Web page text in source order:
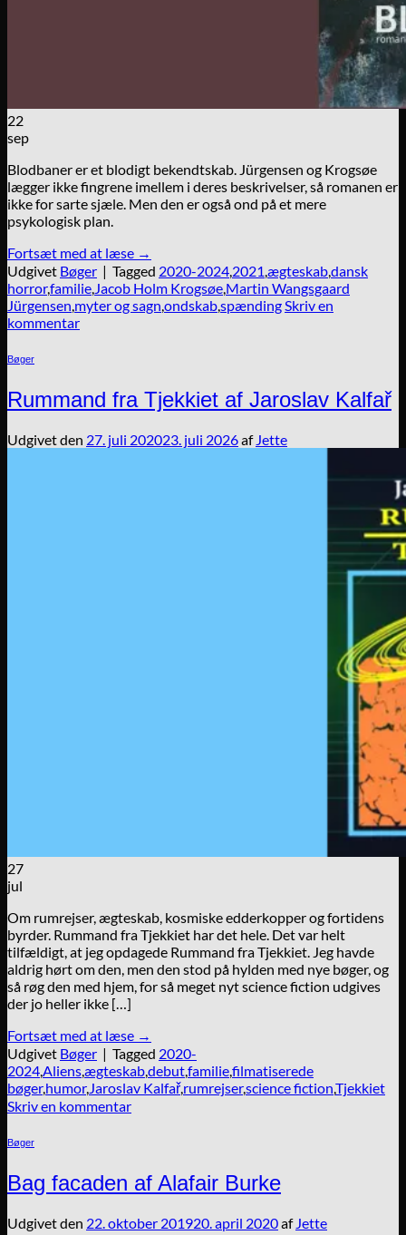
22
sep
Blodbaner er et blodigt bekendtskab. Jürgensen og Krogsøe
lægger ikke fingrene imellem i deres beskrivelser, så romanen er
ikke for sarte sjæle. Men den er også ond på et mere
psykologisk plan.
Fortsæt med at læse →
Udgivet Bøger | Tagged 2020-2024,2021,ægteskab,dansk
horror,familie,Jacob Holm Krogsøe,Martin Wangsgaard
Jürgensen,myter og sagn,ondskab,spændingSkriv en
kommentar
Bøger
Rummand fra Tjekkiet af Jaroslav Kalfař
Udgivet den 27. juli 202023. juli 2026af Jette
27
jul
Om rumrejser, ægteskab, kosmiske edderkopper og fortidens
byrder. Rummand fra Tjekkiet har det hele. Det var helt
tilfældigt, at jeg opdagede Rummand fra Tjekkiet. Jeg havde
aldrig hørt om den, men den stod på hylden med nye bøger, og
så røg den med hjem, for så meget nyt science fiction udgives
der jo heller ikke […]
Fortsæt med at læse →
Udgivet Bøger | Tagged 2020-
2024 Aliensægteskabdebutfamiliefilmatiserede
bøger,humor, Jaroslav Kalfař,rumrejser,science fictionTjekkiet
Skriv en kommentar
Bøger
Bag facaden af Alafair Burke
Udgivet den 22. oktober 201920. april 2020af Jette